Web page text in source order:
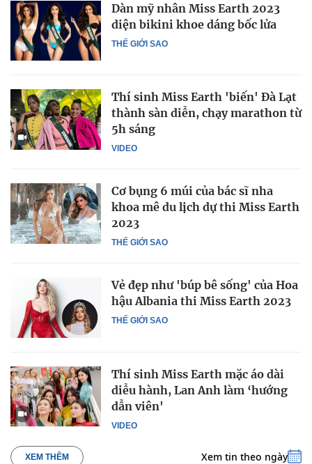
THẾ GIỚI SAO
Dàn mỹ nhân Miss Earth 2023
diện bikini khoe dáng bốc lửa
VIDEO
Thí sinh Miss Earth 'biến' Đà Lạt
thành sàn diễn, chạy marathon từ
5h sáng
THẾ GIỚI SAO
Cơ bụng 6 múi của bác sĩ nha
khoa mê du lịch dự thi Miss Earth
2023
THẾ GIỚI SAO
Vẻ đẹp như 'búp bê sống' của Hoa
hậu Albania thi Miss Earth 2023
VIDEO
Thí sinh Miss Earth mặc áo dài
diễu hành, Lan Anh làm ‘hướng
dẫn viên'
XEM THÊM Xem tin theo ngày